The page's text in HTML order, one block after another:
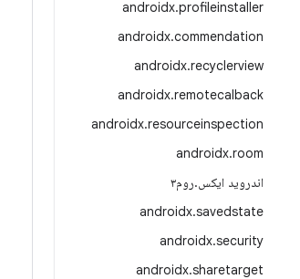
androidx.profileinstaller
androidx.commendation
androidx.recyclerview
androidx.remotecalback
androidx.resourceinspection
androidx.room
اندروید ایکس.روم۳
androidx.savedstate
androidx.security
androidx.sharetarget